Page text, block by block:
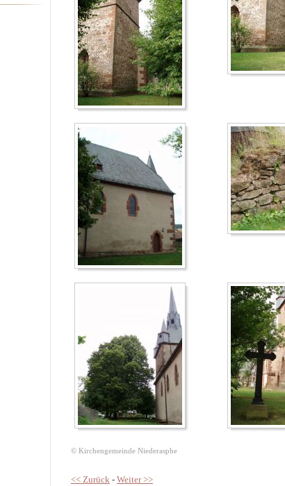
© Kirchengemeinde Niederasphe
<< Zurück - Weiter >>